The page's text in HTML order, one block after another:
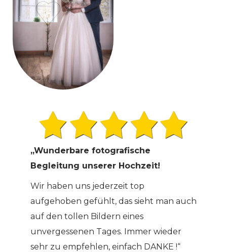
„Wunderbare fotografische
Begleitung unserer Hochzeit!
Wir haben uns jederzeit top
aufgehoben gefühlt, das sieht man auch
auf den tollen Bildern eines
unvergessenen Tages. Immer wieder
sehr zu empfehlen, einfach DANKE !“